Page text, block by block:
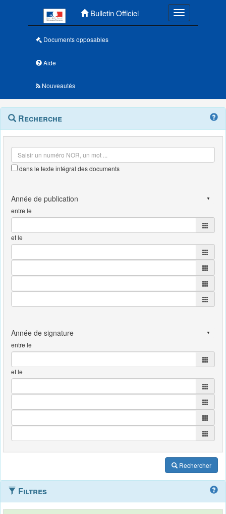
Bulletin Officiel Toggle
Documents opposables
Aide
Nouveautés
Navigation
outils
Menu
contextuel
Recherche
dans le texte intégral des documents
entre le
et le
entre le
et le
Rechercher
Filtres